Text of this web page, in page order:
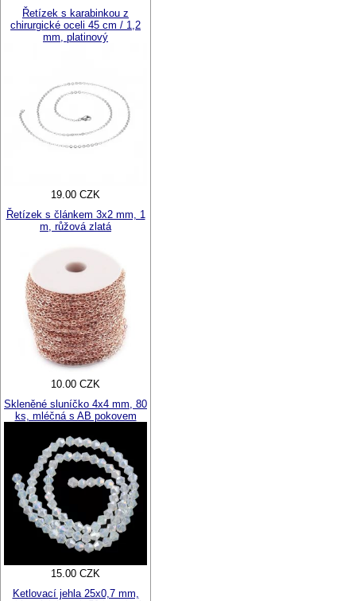
Řetízek s karabinkou z
chirurgické oceli 45 cm / 1,2
mm, platinový
19.00 CZK
Řetízek s článkem 3x2 mm, 1
m, růžová zlatá
10.00 CZK
Skleněné sluníčko 4x4 mm, 80
ks, mléčná s AB pokovem
15.00 CZK
Ketlovací jehla 25x0,7 mm,